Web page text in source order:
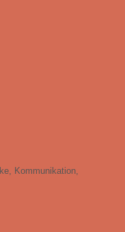
Kommunikation,